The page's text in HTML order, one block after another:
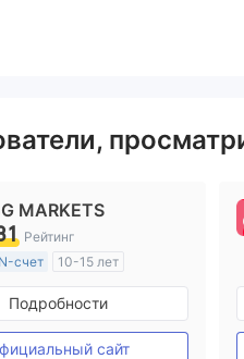
MARKETS
Рейтинг
счет
10-15 лет
в Австралия
Мейкинг (MM)
стандарт MT4
Подробности
сайт